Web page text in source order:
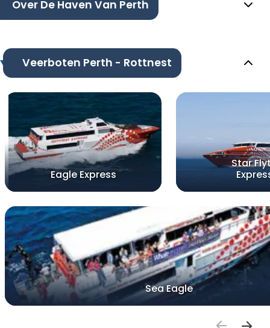
Over De Haven Van Perth
Veerboten Perth - Rottnest
Eagle Express
Star
Sea Eagle